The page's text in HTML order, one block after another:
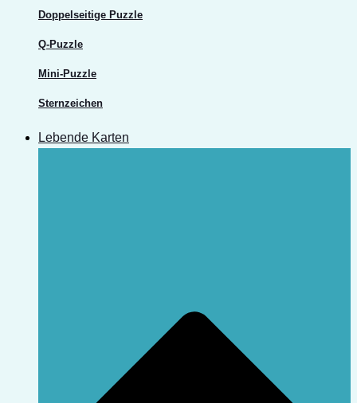
Doppelseitige Puzzle
Q-Puzzle
Mini-Puzzle
Sternzeichen
Lebende Karten